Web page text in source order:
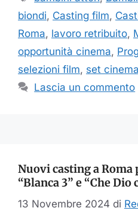
biondi, Casting film,
Roma, lavoro retribuito,
opportunità cinema,
selezioni film, set
Lascia un commento
Nuovi casting a Roma
“Blanca 3” e “Che Dio
13 Novembre 2024 di